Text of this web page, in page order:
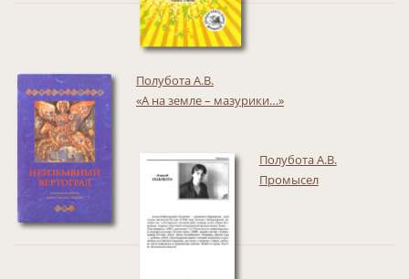
Полубота А.В.
«А на земле – мазурики…»
Полубота А.В.
Промысел